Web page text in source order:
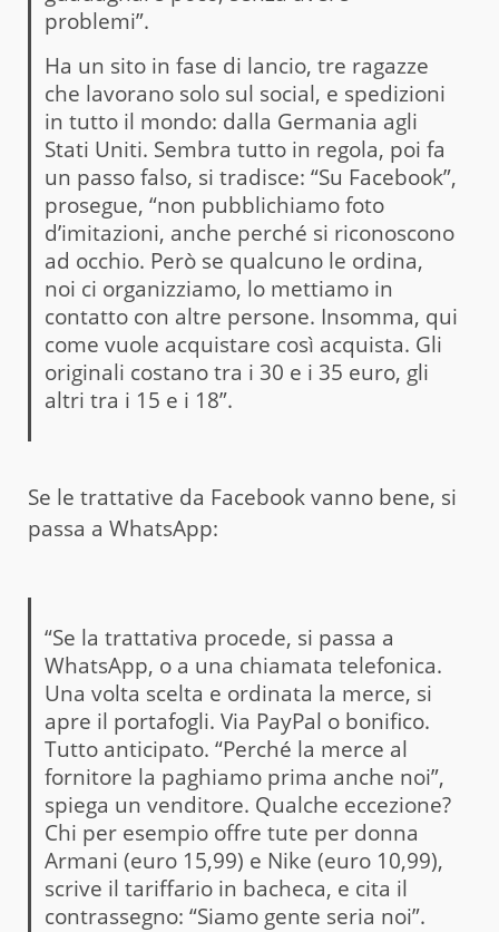
problemi”.
Ha un sito in fase di lancio, tre ragazze
che lavorano solo sul social, e spedizioni
in tutto il mondo: dalla Germania agli
Stati Uniti. Sembra tutto in regola, poi fa
un passo falso, si tradisce: “Su Facebook”,
prosegue, “non pubblichiamo foto
d’imitazioni, anche perché si riconoscono
ad occhio. Però se qualcuno le ordina,
noi ci organizziamo, lo mettiamo in
contatto con altre persone. Insomma, qui
come vuole acquistare così acquista. Gli
originali costano tra i 30 e i 35 euro, gli
altri tra i 15 e i 18”.
Se le trattative da Facebook vanno bene, si
passa a WhatsApp:
“Se la trattativa procede, si passa a
WhatsApp, o a una chiamata telefonica.
Una volta scelta e ordinata la merce, si
apre il portafogli. Via PayPal o bonifico.
Tutto anticipato. “Perché la merce al
fornitore la paghiamo prima anche noi”,
spiega un venditore. Qualche eccezione?
Chi per esempio offre tute per donna
Armani (euro 15,99) e Nike (euro 10,99),
scrive il tariffario in bacheca, e cita il
contrassegno: “Siamo gente seria noi”.